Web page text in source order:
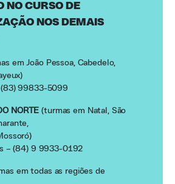
NO CURSO DE
NOS DEMAIS
em João Pessoa, Cabedelo,
(83) 99833-5099
NORTE (turmas em Natal, São
– (84) 9 9933-0192
em todas as regiões de